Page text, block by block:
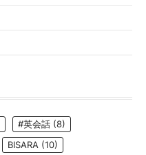
#英会話 (8)
BISARA (10)